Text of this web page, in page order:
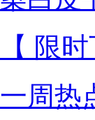
【 限
一周热